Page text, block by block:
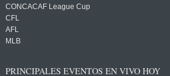
CONCACAF League Cup
CFL
AFL
MLB
PRINCIPALES EVENTOS EN VIVO HOY